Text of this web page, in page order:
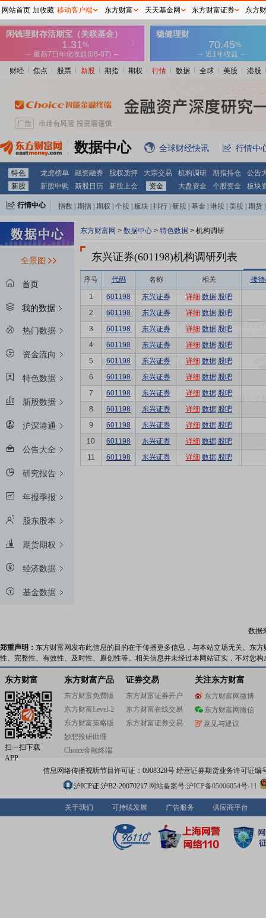
财经 焦点 股票 新股 期指 期权 行情 数据 全球 美股 港股
数据中心 全球财经快讯 行情中
特色 龙虎榜单 融资融券 股权质押 大宗交易 机构调研 期指持仓
公告
新股
新股申购 新股日历 新股上会 资金 大盘资金 个股资金 板块
行情中心 指数 期指 期权 个股 板块 排行 新股 基金 港股 美股 期货
全景图
首页
我的数据
热门数据
资金流向
特色数据
新股数据
沪深港通
公告大全
研究报告
年报季报
股东股本
期货期权
经济数据
基金数据
东方财富网 > 数据中心 > 特色数据 > 机构调研
东兴证券(601198)机构调研列表
序号 代码 名称 相关 接
1 601198 东兴证券 详细 数据 股吧
2
601198 东兴证券 详细 数据 股吧
3
601198 东兴证券 详细 数据 股吧
4
601198 东兴证券 详细 数据 股吧
5
601198 东兴证券 详细 数据 股吧
6
601198 东兴证券 详细 数据 股吧
7
601198 东兴证券 详细 数据 股吧
8
601198 东兴证券 详细 数据 股吧
9
601198 东兴证券 详细 数据 股吧
10
601198 东兴证券 详细 数据 股吧
11
601198 东兴证券 详细 数据 股吧
数据
郑重声明： 东方财富网发布此信息的目的在于传播更多信息，与本站立场无关。东
性、完整性、有效性、及时性、原创性等。相关信息并未经过本网站证实，不对您
东方财富
扫一扫下载
APP
东方财富产品
东方财富免费版
东方财富Level-2
东方财富策略版
妙想投研助理
Choice金融终端
证券交易
东方财富证券开户
东方财富在线交易
东方财富证券交易
关注东方财富
东方财富网微博
东方财富网微信
意见与建议
信息网络传播视听节目许可证：0908328号 经营证券期货业务许可证编
沪ICP证:沪B2-20070217 网站备案号:沪ICP备05006054号-11
关于我们 可持续发展 广告服务 供应商平台
网站首页 加收藏 移动客户端 东方财富 天天基金网 东方财富证券 东方